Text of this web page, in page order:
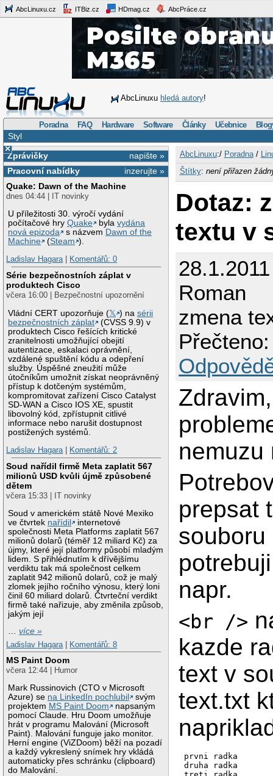
AbcLinuxu.cz ITBiz.cz HDmag.cz AbcPráce.cz
AbcLinuxu hledá autory!
Poradna FAQ Hardware Software Články Učebnice
Styl
×
napište »
Zprávičky
inzerujte »
Pracovní nabídky
Quake: Dawn of the Machine
dnes 04:44 | IT novinky
U příležitosti 30. výročí vydání
počítačové hryQuake bylavydána
nová epizoda
s názvem Dawn of the
Machine
(Steam ).
Ladislav Hagara| Komentářů: 0
Série bezpečnostních záplat v
produktech Cisco
včera 16:00 | Bezpečnostní upozornění
Vládní CERT upozorňuje (𝕏 ) nasérii
bezpečnostních záplat
(CVSS 9.9) v
produktech Cisco řešících kritické
zranitelnosti umožňující obejití
autentizace, eskalaci oprávnění,
vzdálené spuštění kódu a odepření
služby. Úspěšné zneužití může
útočníkům umožnit získat neoprávněný
přístup k dotčeným systémům,
kompromitovat zařízení Cisco Catalyst
SD-WAN a Cisco IOS XE, spustit
libovolný kód, zpřístupnit citlivé
informace nebo narušit dostupnost
postižených systémů.
Ladislav Hagara| Komentářů: 2
Soud nařídil firmě Meta zaplatit 567
milionů USD kvůli újmě způsobené
dětem
včera 15:33 | IT novinky
Soud v americkém státě Nové Mexiko
ve čtvrtek nařídil
internetové
společnosti Meta Platforms zaplatit 567
milionů dolarů (téměř 12 miliard Kč) za
újmy, které její platformy působí mladým
lidem. S přihlédnutím k dřívějšímu
verdiktu tak má společnost celkem
zaplatit 942 milionů dolarů, což je malý
zlomek jejího ročního výnosu, který loni
činil 60 miliard dolarů. Čtvrteční verdikt
firmě také nařizuje, aby změnila způsob,
jakým její
…více »
Ladislav Hagara
Komentářů: 8
MS Paint Doom
včera 12:44 | Humor
Mark Russinovich (CTO v Microsoft
Azure) se na LinkedIn pochlubil
svým
projektem MS Paint Doom
napsaným
pomocí Claude. Hru Doom umožňuje
hrát v programu Malování (Microsoft
Paint). Malování funguje jako monitor.
Herní engine (ViZDoom) běží na pozadí
a každý vykreslený snímek hry vkládá
automaticky přes schránku (clipboard)
do Malování.
AbcLinuxu:/ Poradna/
Štítky: není přiřazen
Dotaz:
textu v
Roman
zmena
nemuzu
prepsat
souboru
napr.
<br />
kazde
text v
text.txt
prvni radka
druha radka